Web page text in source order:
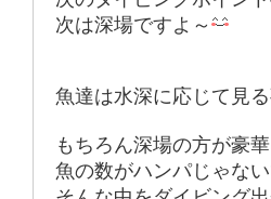
次は深場ですよ～
魚達は水深に応じて見
もちろん深場の方が豪
魚の数がハンパじゃな